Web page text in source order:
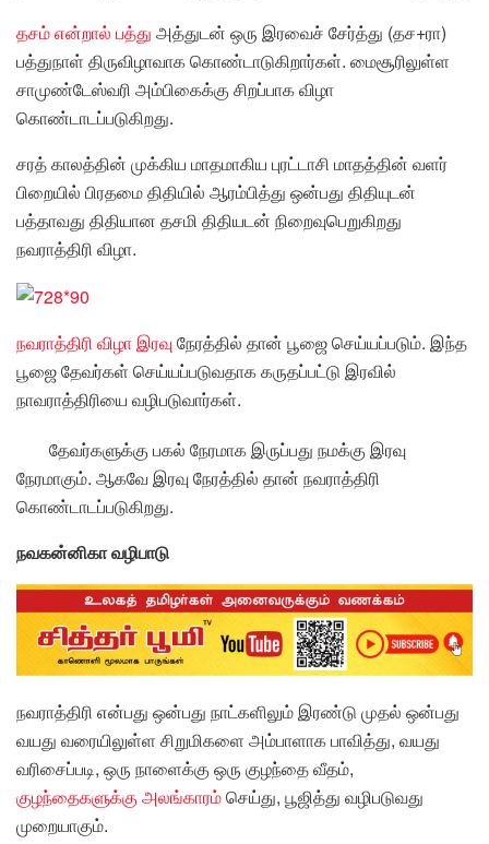
தசம் என்றால் பத்து அத்துடன் ஒரு இரவைச் சேர்த்து (தச+ரா)
பத்துநாள் திருவிழாவாக கொண்டாடுகிறார்கள். மைசூரிலுள்ள
சாமுண்டேஸ்வரி அம்பிகைக்கு சிறப்பாக விழா
கொண்டாடப்படுகிறது.
சரத் காலத்தின் முக்கிய மாதமாகிய புரட்டாசி மாதத்தின் வளர்
பிறையில் பிரதமை திதியில் ஆரம்பித்து ஒன்பது திதியுடன்
பத்தாவது திதியான தசமி திதியடன் நிறைவுபெறுகிறது
நவராத்திரி விழா.
நவராத்திரி விழா இரவுநேரத்தில் தான் பூஜை செய்யப்படும். இந்த
பூஜை தேவர்கள் செய்யப்படுவதாக கருதப்பட்டு இரவில்
நாவராத்திரியை வழிபடுவார்கள்.
தேவர்களுக்கு பகல் நேரமாக இருப்பது நமக்கு இரவு
நேரமாகும். ஆகவே இரவு நேரத்தில் தான் நவராத்திரி
கொண்டாடப்படுகிறது.
நவகன்னிகா வழிபாடு
நவராத்திரி என்பது ஒன்பது நாட்களிலும் இரண்டு முதல் ஒன்பது
வயது வரையிலுள்ள சிறுமிகளை அம்பாளாக பாவித்து, வயது
வரிசைப்படி, ஒரு நாளைக்கு ஒரு குழந்தை வீதம்,
குழந்தைகளுக்கு அலங்காரம்செய்து, பூஜித்து வழிபடுவது
முறையாகும்.